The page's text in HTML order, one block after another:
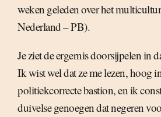
weken geleden over het
Nederland – PB).
Je ziet de ergernis doorsijpelen in
Ik wist wel dat ze me lezen, hoog
politiekcorrecte bastion, en ik
duivelse genoegen dat negeren